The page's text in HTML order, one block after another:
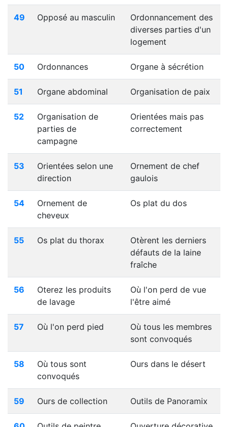
49 Opposé au masculin
Ordonnancement des
diverses parties d'un
logement
50 Ordonnances Organe à sécrétion
51 Organe abdominal Organisation de paix
52
Organisation de
parties de
campagne
Orientées mais pas
correctement
53
Orientées selon une
direction
Ornement de chef
gaulois
54
Ornement de
cheveux
Os plat du dos
55 Os plat du thorax
Otèrent les derniers
défauts de la laine
fraîche
56
Oterez les produits
de lavage
Où l'on perd de vue
l'être aimé
57 Où l'on perd pied
Où tous les membres
sont convoqués
58
Où tous sont
convoqués
Ours dans le désert
59 Ours de collection Outils de Panoramix